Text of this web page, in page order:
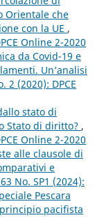
Orientale che
con la UE ,
Online 2-2020
da Covid-19 e
Un’analisi
2 (2020): DPCE
stato di
Stato di diritto? ,
Online 2-2020
alle clausole di
e
No. SP1 (2024):
Pescara
pacifista